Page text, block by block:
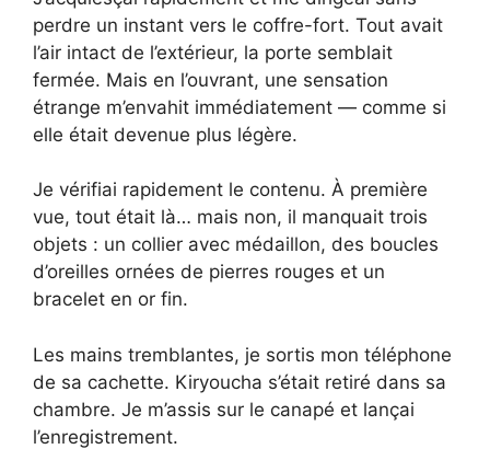
perdre un instant vers le coffre-fort. Tout avait
l’air intact de l’extérieur, la porte semblait
fermée. Mais en l’ouvrant, une sensation
étrange m’envahit immédiatement — comme si
elle était devenue plus légère.
Je vérifiai rapidement le contenu. À première
vue, tout était là… mais non, il manquait trois
objets : un collier avec médaillon, des boucles
d’oreilles ornées de pierres rouges et un
bracelet en or fin.
Les mains tremblantes, je sortis mon téléphone
de sa cachette. Kiryoucha s’était retiré dans sa
chambre. Je m’assis sur le canapé et lançai
l’enregistrement.